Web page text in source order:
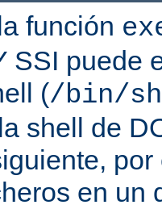
función
SSI puede
(/bin/sh
shell de
en un